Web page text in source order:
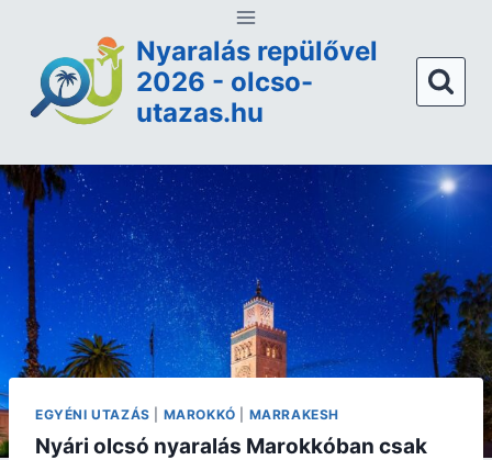
Nyaralás repülővel
2026 - olcso-
utazas.hu
EGYÉNI UTAZÁS MAROKKÓ MARRAKESH
Nyári olcsó nyaralás Marokkóban csak